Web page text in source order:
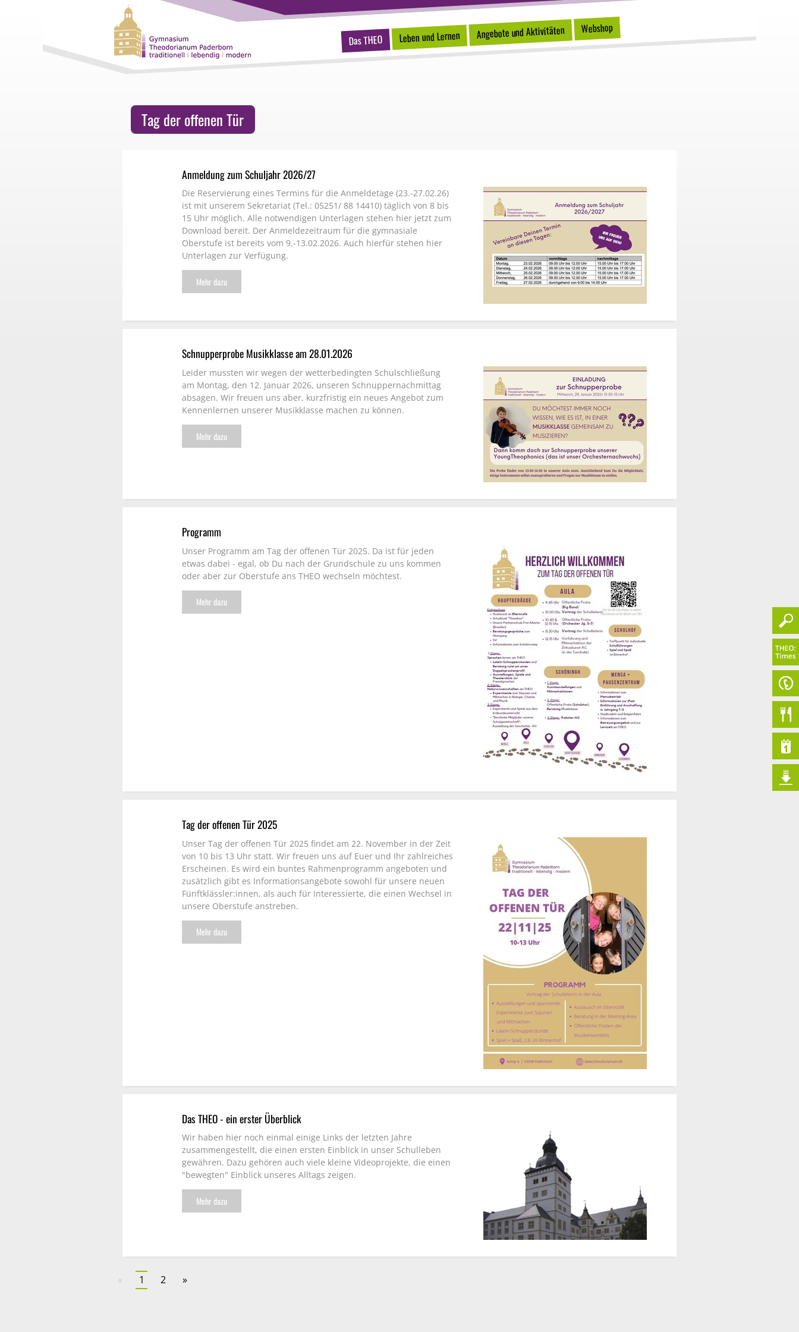
Das THEO Leben und Lernen Angebote und Aktivitäten Webshop
Tag der offenen Tür
Anmeldung zum Schuljahr 2026/27
Die Reservierung eines Termins für die Anmeldetage (23.-27.02.26)
ist mit unserem Sekretariat (Tel.: 05251/ 88 14410) täglich von 8 bis
15 Uhr möglich. Alle notwendigen Unterlagen stehen hier jetzt zum
Download bereit. Der Anmeldezeitraum für die gymnasiale
Oberstufe ist bereits vom 9.-13.02.2026. Auch hierfür stehen hier
Unterlagen zur Verfügung.
Mehr dazu
Schnupperprobe Musikklasse am 28.01.2026
Leider mussten wir wegen der wetterbedingten Schulschließung
am Montag, den 12. Januar 2026, unseren Schnuppernachmittag
absagen. Wir freuen uns aber, kurzfristig ein neues Angebot zum
Kennenlernen unserer Musikklasse machen zu können.
Mehr dazu
Programm
Unser Programm am Tag der offenen Tür 2025. Da ist für jeden
etwas dabei - egal, ob Du nach der Grundschule zu uns kommen
oder aber zur Oberstufe ans THEO wechseln möchtest.
Mehr dazu
Tag der offenen Tür 2025
Unser Tag der offenen Tür 2025 findet am 22. November in der Zeit
von 10 bis 13 Uhr statt. Wir freuen uns auf Euer und Ihr zahlreiches
Erscheinen. Es wird ein buntes Rahmenprogramm angeboten und
zusätzlich gibt es Informationsangebote sowohl für unsere neuen
Fünftklässler:innen, als auch für Interessierte, die einen Wechsel in
unsere Oberstufe anstreben.
Mehr dazu
Das THEO - ein erster Überblick
Wir haben hier noch einmal einige Links der letzten Jahre
zusammengestellt, die einen ersten Einblick in unser Schulleben
gewähren. Dazu gehören auch viele kleine Videoprojekte, die einen
"bewegten" Einblick unseres Alltags zeigen.
Mehr dazu
« 1 2 »